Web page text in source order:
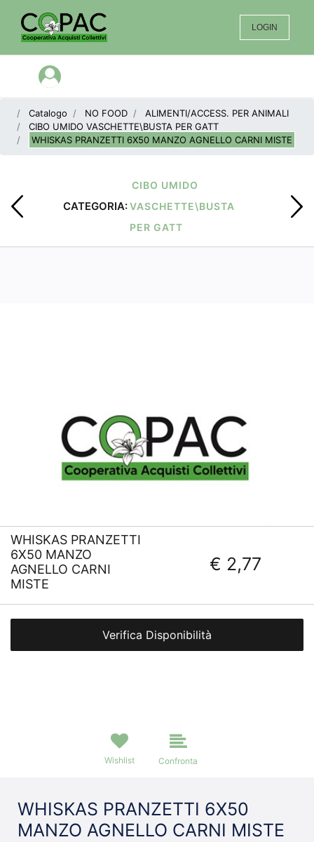
LOGIN
Open menu
Catalogo NO FOOD
ALIMENTI/ACCESS. PER ANIMALI
CIBO UMIDO VASCHETTE\BUSTA PER GATT
WHISKAS PRANZETTI 6X50 MANZO AGNELLO CARNI MISTE
CATEGORIA:
CIBO UMIDO
VASCHETTE\BUSTA
PER GATT
WHISKAS PRANZETTI
6X50 MANZO
AGNELLO CARNI
MISTE
€ 2,77
Verifica Disponibilità
Wishlist Confronta
WHISKAS PRANZETTI 6X50
MANZO AGNELLO CARNI MISTE